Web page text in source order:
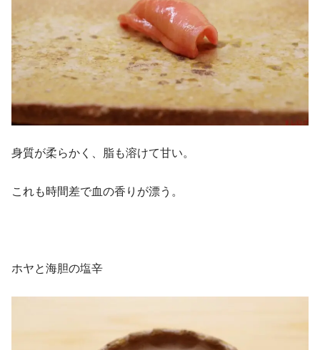
身質が柔らかく、脂も溶けて甘い。
これも時間差で血の香りが漂う。
ホヤと海胆の塩辛